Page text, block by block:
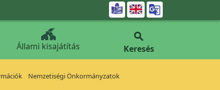

Állami kisajátítás

Keresés
Nemzetiségi Önkormányzatok